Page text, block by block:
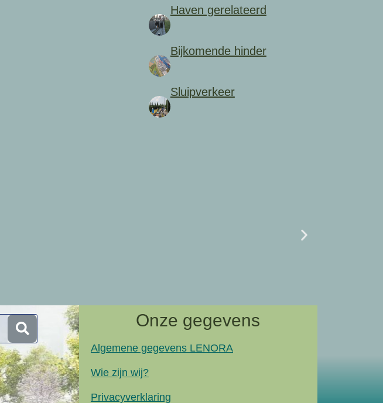
Haven gerelateerd
Bijkomende hinder
Sluipverkeer
Onze gegevens
Algemene gegevens LENORA
Wie zijn wij?
Privacyverklaring